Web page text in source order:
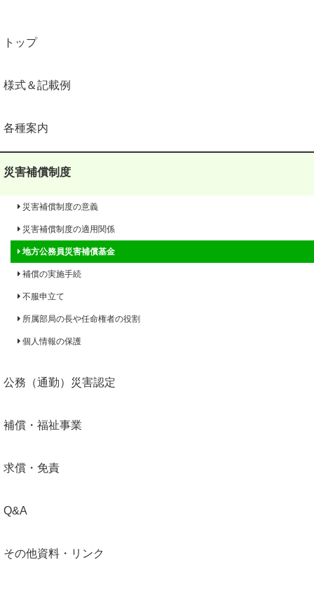
トップ
様式＆記載例
各種案内
災害補償制度
災害補償制度の意義
災害補償制度の適用関係
地方公務員災害補償基金
補償の実施手続
不服申立て
所属部局の長や任命権者の役割
個人情報の保護
公務（通勤）災害認定
補償・福祉事業
求償・免責
Q&A
その他資料・リンク